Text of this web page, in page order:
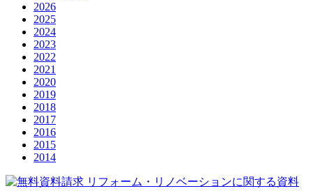
2026
2025
2024
2023
2022
2021
2020
2019
2018
2017
2016
2015
2014